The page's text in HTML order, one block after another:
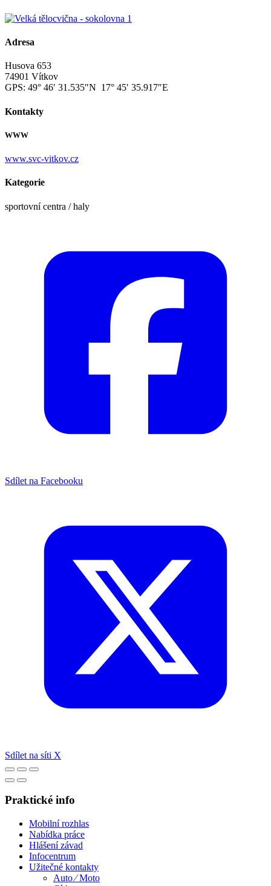
Adresa
Husova 653
74901 Vítkov
GPS: 49° 46′ 31.535″N 17° 45′ 35.917″E
Kontakty
WWW
www.svc-vitkov.cz
Kategorie
sportovní centra / haly
Sdílet na Facebooku
Sdílet na síti X
Praktické info
Mobilní rozhlas
Nabídka práce
Hlášení závad
Infocentrum
Užitečné kontakty
Auto ⁄ Moto